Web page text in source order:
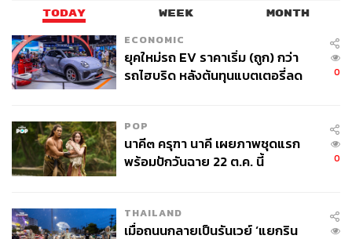
TODAY WEEK MONTH
ECONOMIC
ยุคใหม่รถ EV ราคาเริ่ม (ถูก) กว่า
รถไฮบริด หลังต้นทุนแบตเตอรี่ลด
0
POP
นาคี๓ ครุฑา นาคี เผยภาพชุดแรก
พร้อมปักวันฉาย 22 ต.ค. นี้
0
THAILAND
เมื่อถนนกลายเป็นรันเวย์ ‘แยกริน